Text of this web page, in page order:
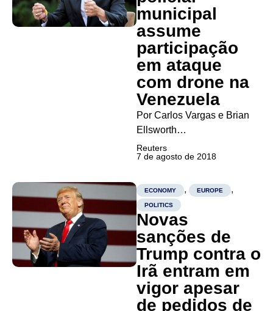
causando a...
municipal
assume
participação
em ataque
com drone na
Venezuela
Por Carlos Vargas e Brian
Ellsworth
BOGOTÁ/CARACAS
(Reuters) – Um ex-chefe
Venezuela e ativista
antigoverno diz ter ajudado
a organizar uma operação
para lançar drones armados
sobre um comício militar no
sábado, que o presidente
Nicolas Maduro...
Reuters
7 de agosto de 2018
ECONOMY , EUROPE ,
POLITICS
Novas
sanções de
Trump contra o
Irã entram em
vigor apesar
de pedidos de